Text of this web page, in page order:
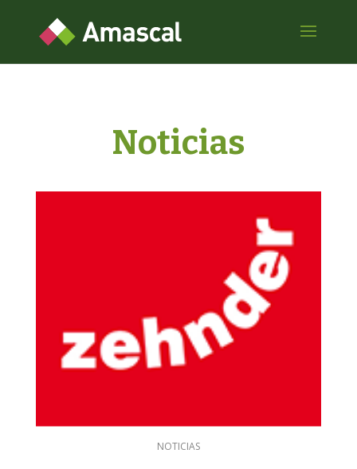
Noticias
NOTICIAS